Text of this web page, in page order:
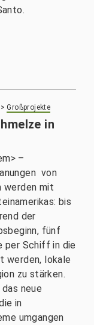
>Großprojekte
in
–
von
werden mit
bis
der
fünf
per Schiff in die
werden, lokale
zu stärken.
neue
in
umgangen